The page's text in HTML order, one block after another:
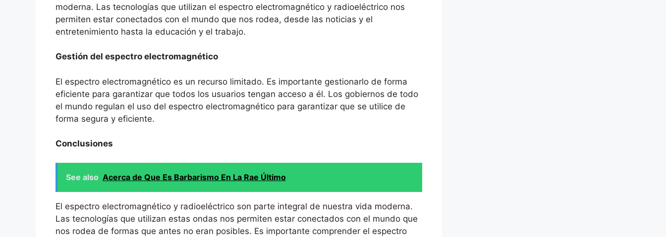
moderna. Las tecnologías que utilizan el espectro electromagnético y radioeléctrico nos
permiten estar conectados con el mundo que nos rodea, desde las noticias y el
entretenimiento hasta la educación y el trabajo.
Gestión del espectro electromagnético
El espectro electromagnético es un recurso limitado. Es importante gestionarlo de forma
eficiente para garantizar que todos los usuarios tengan acceso a él. Los gobiernos de todo
el mundo regulan el uso del espectro electromagnético para garantizar que se utilice de
forma segura y eficiente.
Conclusiones
See also Acerca de Que Es Barbarismo En La Rae Último
El espectro electromagnético y radioeléctrico son parte integral de nuestra vida moderna.
Las tecnologías que utilizan estas ondas nos permiten estar conectados con el mundo que
nos rodea de formas que antes no eran posibles. Es importante comprender el espectro